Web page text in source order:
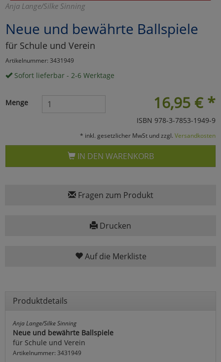
Anja Lange/Silke Sinning
Neue und bewährte Ballspiele
für Schule und Verein
Artikelnummer: 3431949
Sofort lieferbar - 2-6 Werktage
16,95 € *
Menge
ISBN 978-3-7853-1949-9
* inkl. gesetzlicher MwSt und zzgl. Versandkosten
IN DEN WARENKORB
Fragen zum Produkt
Drucken
Auf die Merkliste
Produktdetails
Anja Lange/Silke Sinning
Neue und bewährte Ballspiele
für Schule und Verein
Artikelnummer: 3431949
Umfragetools
Cookies
Alle Akzeptieren
zu Haupptseite